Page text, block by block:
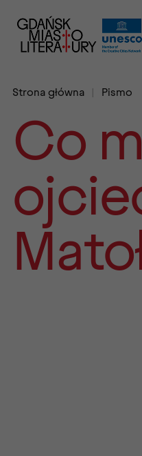
Strona główna Pismo
Co